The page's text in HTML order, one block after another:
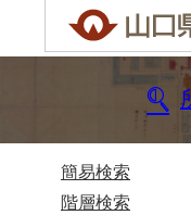
簡易検索
階層検索